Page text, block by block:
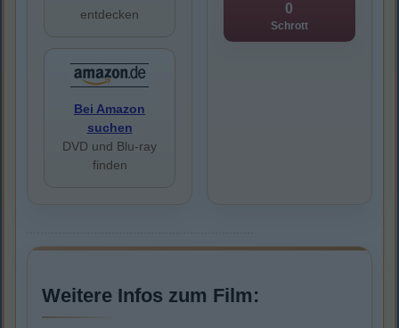
entdecken
Bei Amazon
suchen
DVD und Blu-ray
finden
0
Schrott
Weitere Infos zum Film: